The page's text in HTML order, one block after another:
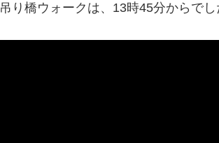
吊り橋ウォークは、13時45分からで